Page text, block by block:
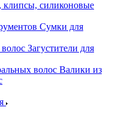
силиконовые
Сумки для
Загустители для
Валики из